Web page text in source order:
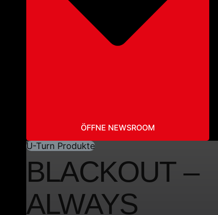
ÖFFNE NEWSROOM
U-Turn Produkte
BLACKOUT –
ALWAYS